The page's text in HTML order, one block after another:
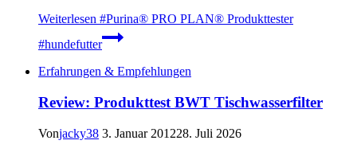
Weiterlesen #Purina® PRO PLAN® Produkttester
#hundefutter
Erfahrungen & Empfehlungen
Review: Produkttest BWT Tischwasserfilter
Vonjacky38 3. Januar 201228. Juli 2026